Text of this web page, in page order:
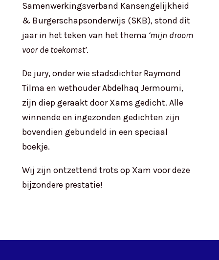
Samenwerkingsverband Kansengelijkheid
& Burgerschapsonderwijs (SKB), stond dit
jaar in het teken van het thema ‘mijn droom
voor de toekomst’.
De jury, onder wie stadsdichter Raymond
Tilma en wethouder Abdelhaq Jermoumi,
zijn diep geraakt door Xams gedicht. Alle
winnende en ingezonden gedichten zijn
bovendien gebundeld in een speciaal
boekje.
Wij zijn ontzettend trots op Xam voor deze
bijzondere prestatie!